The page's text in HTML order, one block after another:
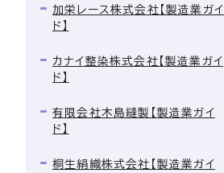
加栄レース株式会社【製造業ガイ
ド】
カナイ整染株式会社【製造業ガイ
ド】
有限会社木島縫製【製造業ガイ
ド】
桐生絹織株式会社【製造業ガイ